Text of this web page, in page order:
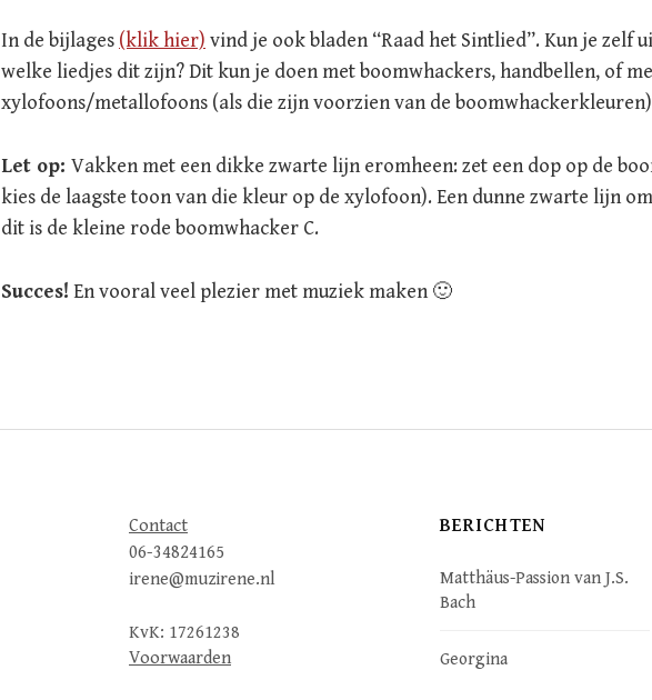
In de bijlages (klik hier) vind je ook bladen “Raad het Sintlied”. Kun je zelf
welke liedjes dit zijn? Dit kun je doen met boomwhackers, handbellen, of
xylofoons/metallofoons (als die zijn voorzien van de
Let op: Vakken met een dikke zwarte lijn eromheen: zet een dop op de
kies de laagste toon van die kleur op de xylofoon). Een dunne zwarte lijn
dit is de kleine rode boomwhacker C.
Succes! En vooral veel plezier met muziek maken 🙂
Contact
06-34824165
irene@muzirene.nl
KvK: 17261238
Voorwaarden
BERICHTEN
Matthäus-Passion van J.S.
Bach
Georgina